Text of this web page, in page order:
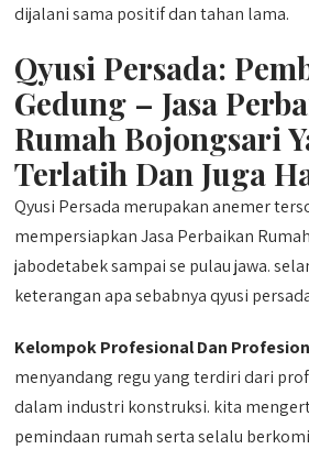
dijalani sama positif dan tahan lama.
Qyusi Persada:
Gedung – Jasa
Rumah Bojongsari
Terlatih Dan Juga
Qyusi Persada merupakan anemer
mempersiapkan Jasa Perbaikan
jabodetabek sampai se pulau jawa.
keterangan apa sebabnya qyusi
Kelompok Profesional Dan
menyandang regu yang terdiri dari
dalam industri konstruksi. kita
pemindaan rumah serta selalu